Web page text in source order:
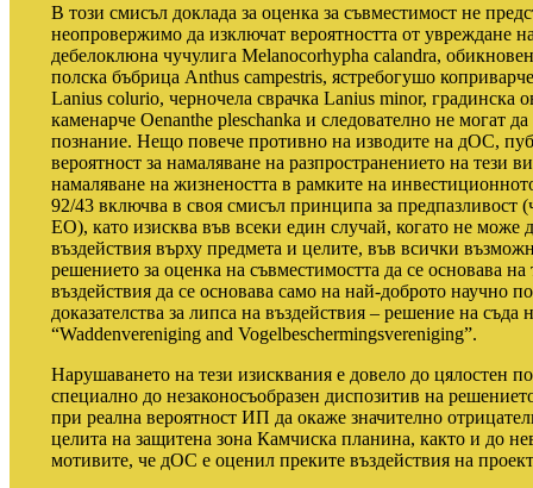
В този смисъл доклада за оценка за съвместимост не
неопровержимо да изключат вероятността от увреждане
дебелоклюна чучулига Melanocorhypha calandra,
полска бъбрица Anthus campestris, ястребогушо
Lanius colurio, черночела сврачка Lanius minor, градинска
каменарче Oenanthe pleschanka и следователно не могат
познание. Нещо повече противно на изводите на дОС,
вероятност за намаляване на разпространението на тези
намаляване на жизнеността в рамките на
92/43 включва в своя смисъл принципа за предпазливост
ЕО), като изисква във всеки един случай, когато не може
въздействия върху предмета и целите, във всички
решението за оценка на съвместимостта да се основава
въздействия да се основава само на най-доброто научно
доказателства за липса на въздействия – решение на
“Waddenvereniging and Vogelbeschermingsvereniging”.
Нарушаването на тези изисквания е довело до цялостен
специално до незаконосъобразен диспозитив на
при реална вероятност ИП да окаже значително
целита на защитена зона Камчиска планина, както и до
мотивите, че дОС е оценил преките въздействия на